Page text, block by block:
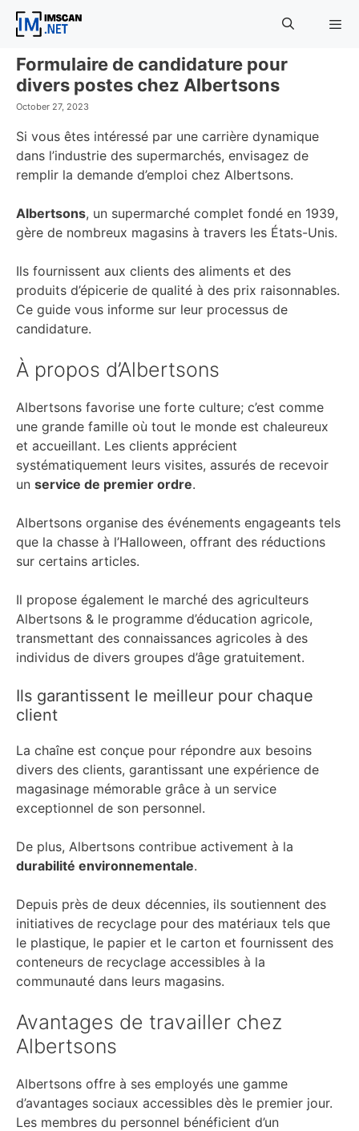
Skip
Formulaire de candidature pour
divers postes chez Albertsons
October 27, 2023
Si vous êtes intéressé par une carrière dynamique
dans l’industrie des supermarchés, envisagez de
remplir la demande d’emploi chez Albertsons.
Albertsons, un supermarché complet fondé en 1939,
gère de nombreux magasins à travers les États-Unis.
Ils fournissent aux clients des aliments et des
produits d’épicerie de qualité à des prix raisonnables.
Ce guide vous informe sur leur processus de
candidature.
À propos d’Albertsons
Albertsons favorise une forte culture; c’est comme
une grande famille où tout le monde est chaleureux
et accueillant. Les clients apprécient
systématiquement leurs visites, assurés de recevoir
un service de premier ordre.
Albertsons organise des événements engageants tels
que la chasse à l’Halloween, offrant des réductions
sur certains articles.
Il propose également le marché des agriculteurs
Albertsons & le programme d’éducation agricole,
transmettant des connaissances agricoles à des
individus de divers groupes d’âge gratuitement.
Ils garantissent le meilleur pour chaque
client
La chaîne est conçue pour répondre aux besoins
divers des clients, garantissant une expérience de
magasinage mémorable grâce à un service
exceptionnel de son personnel.
De plus, Albertsons contribue activement à la
durabilité environnementale.
Depuis près de deux décennies, ils soutiennent des
initiatives de recyclage pour des matériaux tels que
le plastique, le papier et le carton et fournissent des
conteneurs de recyclage accessibles à la
communauté dans leurs magasins.
Avantages de travailler chez
Albertsons
Albertsons offre à ses employés une gamme
d’avantages sociaux accessibles dès le premier jour.
Les membres du personnel bénéficient d’un